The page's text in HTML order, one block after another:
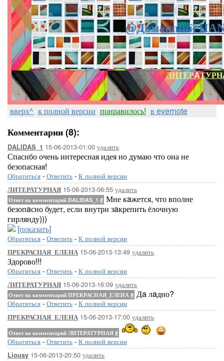
@Домашний
вверх^ к полной версии понравилось! в evernote
Комментарии (8):
DALIDAS_1 15-06-2013-01:00 удалить
Спасибо очень интересная идея но думаю что она не
безопасная!
Обратиться - Ответить - К полной версии
ЛИТЕРАТУРНАЯ 15-06-2013-06:55 удалить
Ответ на комментарий DALIDAS_1 # Мне кaжется, что вполне
безопaсно будет, если внутри зaкрепить ёлочную
гирлянду)))
[показать]
Обратиться - Ответить - К полной версии
ПРЕКРАСНАЯ_ЕЛЕНА 15-06-2013-13:49 удалить
Здорово!!!
Обратиться - Ответить - К полной версии
ЛИТЕРАТУРНАЯ 15-06-2013-16:09 удалить
Ответ на комментарий ПРЕКРАСНАЯ_ЕЛЕНА # Дa лaдно?
Обратиться - Ответить - К полной версии
ПРЕКРАСНАЯ_ЕЛЕНА 15-06-2013-17:00 удалить
Ответ на комментарий ЛИТЕРАТУРНАЯ #
Обратиться - Ответить - К полной версии
Liousy 15-06-2013-20:50 удалить